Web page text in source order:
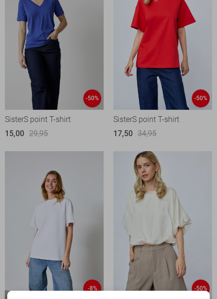
-50%
SisterS point T-shirt
15,00 29,95
-50%
SisterS point T-shirt
17,50 34,95
-8% -50%